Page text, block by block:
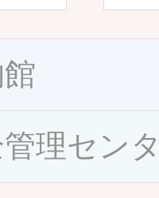
理セン